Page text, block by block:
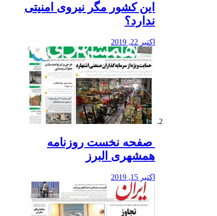
این کشور مگر نیروی امنیتی
ندارد؟
اکتبر 22, 2019
️ صفحه نخست روزنامه‌
همشهری البرز
اکتبر 15, 2019